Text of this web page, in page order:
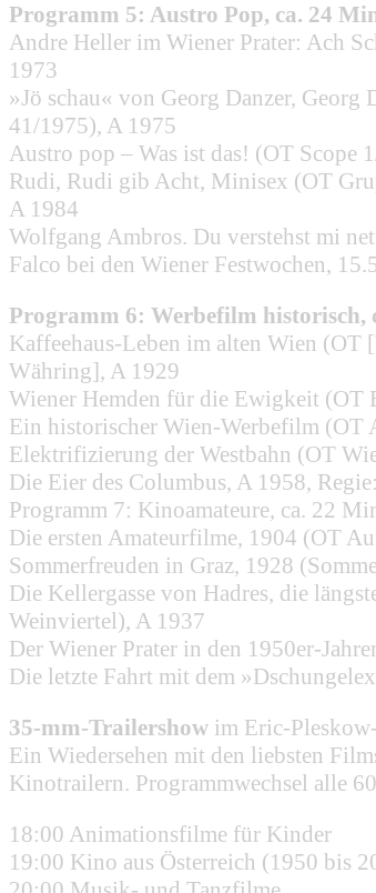
Programm 5: Austro Pop, ca. 24
Andre Heller im Wiener Prater: Ach
1973
»Jö schau« von Georg Danzer, Georg
41/1975), A 1975
Austro pop – Was ist das! (OT Scope
Rudi, Rudi gib Acht, Minisex (OT
A 1984
Wolfgang Ambros. Du verstehst mi
Falco bei den Wiener Festwochen,
Programm 6: Werbefilm historisch,
Kaffeehaus-Leben im alten Wien (OT
Währing], A 1929
Wiener Hemden für die Ewigkeit (OT
Ein historischer Wien-Werbefilm (OT
Elektrifizierung der Westbahn (OT
Die Eier des Columbus, A 1958,
Programm 7: Kinoamateure, ca. 22
Die ersten Amateurfilme, 1904 (OT
Sommerfreuden in Graz, 1928
Die Kellergasse von Hadres, die
Weinviertel), A 1937
Der Wiener Prater in den 1950er-
Die letzte Fahrt mit dem
35-mm-Trailershow im Eric-
Ein Wiedersehen mit den liebsten
Kinotrailern. Programmwechsel alle
18:00 Animationsfilme für Kinder
19:00 Kino aus Österreich (1950 bis